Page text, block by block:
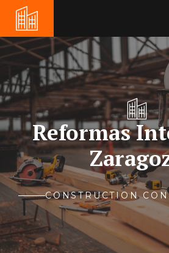
Saltar
contenido
Reformas
CONSTRUCTION